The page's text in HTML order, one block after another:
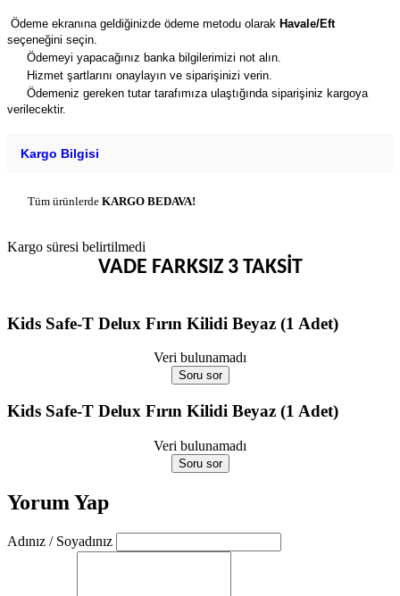
Ödeme ekranına geldiğinizde ödeme metodu olarak Havale/Eft
seçeneğini seçin.
Ödemeyi yapacağınız banka bilgilerimizi not alın.
Hizmet şartlarını onaylayın ve siparişinizi verin.
Ödemeniz gereken tutar tarafımıza ulaştığında siparişiniz kargoya
verilecektir.
Kargo Bilgisi
Tüm ürünlerde KARGO BEDAVA!
Kargo süresi belirtilmedi
VADE FARKSIZ 3 TAKSİT
Kids Safe-T Delux Fırın Kilidi Beyaz (1 Adet)
Veri bulunamadı
Soru sor
Kids Safe-T Delux Fırın Kilidi Beyaz (1 Adet)
Veri bulunamadı
Soru sor
Yorum Yap
Adınız / Soyadınız